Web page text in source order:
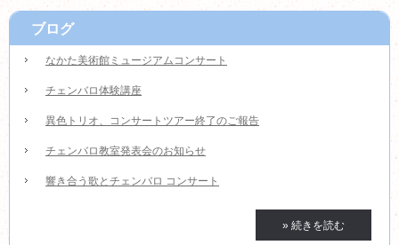
ブログ
なかた美術館ミュージアムコンサート
チェンバロ体験講座
異色トリオ、コンサートツアー終了のご報告
チェンバロ教室発表会のお知らせ
響き合う歌とチェンバロ コンサート
» 続きを読む